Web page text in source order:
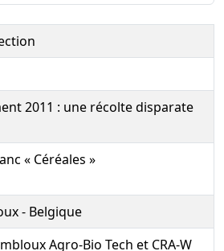
2011 : une récolte disparate
« Céréales »
- Belgique
Agro-Bio Tech et CRA-W